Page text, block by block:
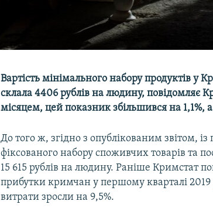
Вартість мінімального набору продуктів у
склала 4406 рублів на людину, повідомляє
місяцем, цей показник збільшився на 1,1%,
До того ж, згідно з опублікованим звітом, із
фіксованого набору споживчих товарів та
15 615 рублів на людину. Раніше Кримстат
прибутки кримчан у першому кварталі
витрати зросли на 9,5%.